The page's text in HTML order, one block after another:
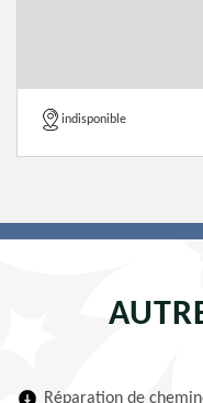
indisponible
Réparation de